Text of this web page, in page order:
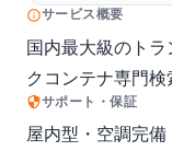
サービス概要
国内最大級のト
クコンテナ専門検
サポート・保証
屋内型・空調完